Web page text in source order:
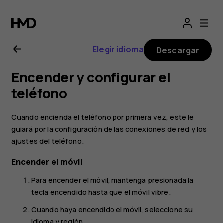
Guía
del
usuario
de
Nokia
G21
Elegir idioma Descargar
Encender y configurar el
teléfono
Cuando encienda el teléfono por primera vez, este le
guiará por la configuración de las conexiones de red y los
ajustes del teléfono.
Encender el móvil
Para encender el móvil, mantenga presionada la
tecla encendido hasta que el móvil vibre.
Cuando haya encendido el móvil, seleccione su